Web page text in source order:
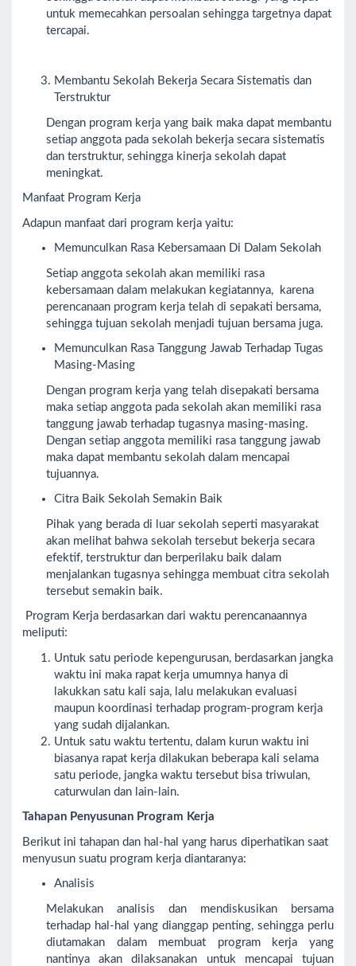
untuk memecahkan persoalan sehingga targetnya dapat
tercapai.
Membantu Sekolah Bekerja Secara Sistematis dan
Terstruktur
Dengan program kerja yang baik maka dapat membantu
setiap anggota pada sekolah bekerja secara sistematis
dan terstruktur, sehingga kinerja sekolah dapat
meningkat.
Manfaat Program Kerja
Adapun manfaat dari program kerja yaitu:
Memunculkan Rasa Kebersamaan Di Dalam Sekolah
Setiap anggota sekolah akan memiliki rasa
kebersamaan dalam melakukan kegiatannya, karena
perencanaan program kerja telah di sepakati bersama,
sehingga tujuan sekolah menjadi tujuan bersama juga.
Memunculkan Rasa Tanggung Jawab Terhadap Tugas
Masing-Masing
Dengan program kerja yang telah disepakati bersama
maka setiap anggota pada sekolah akan memiliki rasa
tanggung jawab terhadap tugasnya masing-masing.
Dengan setiap anggota memiliki rasa tanggung jawab
maka dapat membantu sekolah dalam mencapai
tujuannya.
Citra Baik Sekolah Semakin Baik
Pihak yang berada di luar sekolah seperti masyarakat
akan melihat bahwa sekolah tersebut bekerja secara
efektif, terstruktur dan berperilaku baik dalam
menjalankan tugasnya sehingga membuat citra sekolah
tersebut semakin baik.
Program Kerja berdasarkan dari waktu perencanaannya
meliputi:
Untuk satu periode kepengurusan, berdasarkan jangka
waktu ini maka rapat kerja umumnya hanya di
lakukkan satu kali saja, lalu melakukan evaluasi
maupun koordinasi terhadap program-program kerja
yang sudah dijalankan.
Untuk satu waktu tertentu, dalam kurun waktu ini
biasanya rapat kerja dilakukan beberapa kali selama
satu periode, jangka waktu tersebut bisa triwulan,
caturwulan dan lain-lain.
Tahapan Penyusunan Program Kerja
Berikut ini tahapan dan hal-hal yang harus diperhatikan saat
menyusun suatu program kerja diantaranya:
Analisis
Melakukan analisis dan mendiskusikan bersama
terhadap hal-hal yang dianggap penting, sehingga perlu
diutamakan dalam membuat program kerja yang
nantinya akan dilaksanakan untuk mencapai tujuan